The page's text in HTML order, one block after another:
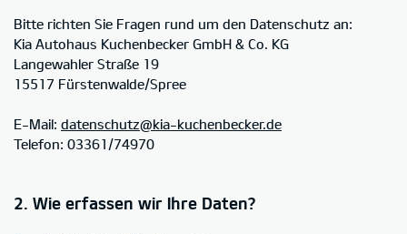
Bitte richten Sie Fragen rund um den Datenschutz an:
Kia Autohaus Kuchenbecker GmbH & Co. KG
Langewahler Straße 19
15517 Fürstenwalde/Spree
E-Mail: datenschutz@kia-kuchenbecker.de
Telefon: 03361/74970
2. Wie erfassen wir Ihre Daten?